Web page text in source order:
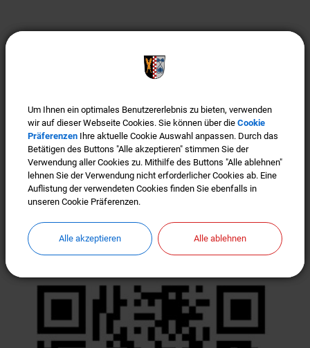
Wartezeiten ade: Termin vereinbaren (siehe Button im
Wartezeiten im Bürgerbüro, im Bauamt bzw. der
Gemeinde-Kasse zu vermeiden, bitten wir vor JEDEM
Besuch um Terminvereinbarung. Wir freuen uns, wenn
Sie auch weiterhin eine Maske tragen.
Weiterlesen
Offizieller WhatsApp Kanal der
Gemeinde Türkenfeld
Um Ihnen ein optimales Benutzererlebnis zu bieten, verwenden
wir auf dieser Webseite Cookies. Sie können über die Cookie
Präferenzen Ihre aktuelle Cookie Auswahl anpassen. Durch das
Betätigen des Buttons "Alle akzeptieren" stimmen Sie der
Verwendung aller Cookies zu. Mithilfe des Buttons "Alle ablehnen"
lehnen Sie der Verwendung nicht erforderlicher Cookies ab. Eine
Auflistung der verwendeten Cookies finden Sie ebenfalls in
unseren Cookie Präferenzen.
Alle akzeptieren Alle ablehnen
Um Ihnen ein optimales Benutzererlebnis zu bieten, verwenden
wir auf dieser Webseite Cookies. Sie können über die Cookie
Präferenzen Ihre aktuelle Cookie Auswahl anpassen. Durch das
Betätigen des Buttons "Alle akzeptieren" stimmen Sie der
Verwendung aller Cookies zu. Mithilfe des Buttons "Alle ablehnen"
lehnen Sie der Verwendung nicht erforderlicher Cookies ab. Eine
Auflistung der verwendeten Cookies finden Sie ebenfalls in
unseren Cookie Präferenzen.
Alle akzeptieren Alle ablehnen